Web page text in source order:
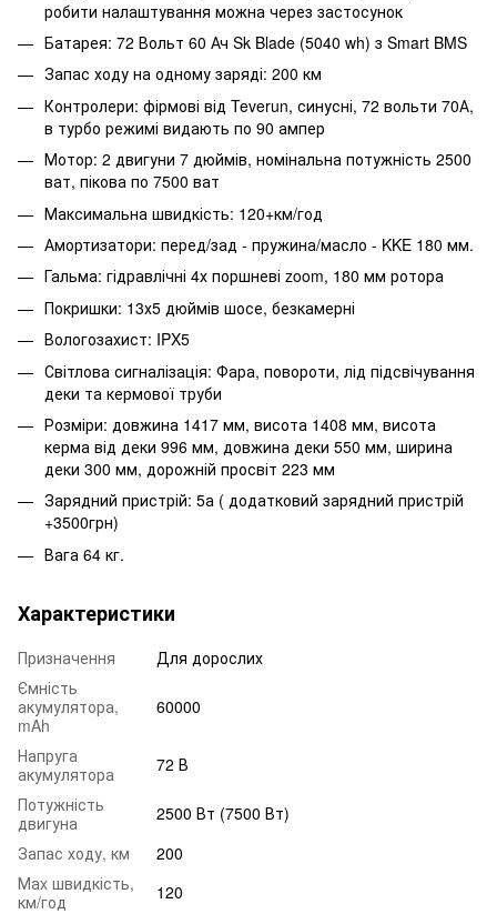
робити налаштування можна через застосунок
Батарея: 72 Вольт 60 Ач Sk Blade (5040 wh) з Smart BMS
Запас ходу на одному заряді: 200 км
Контролери: фірмові від Teverun, синусні, 72 вольти 70А,
в турбо режимі видають по 90 ампер
Мотор: 2 двигуни 7 дюймів, номінальна потужність 2500
ват, пікова по 7500 ват
Максимальна швидкість: 120+км/год
Амортизатори: перед/зад - пружина/масло - KKE 180 мм.
Гальма: гідравлічні 4х поршневі zoom, 180 мм ротора
Покришки: 13х5 дюймів шосе, безкамерні
Вологозахист: IPX5
Світлова сигналізація: Фара, повороти, лід підсвічування
деки та кермової труби
Розміри: довжина 1417 мм, висота 1408 мм, висота
керма від деки 996 мм, довжина деки 550 мм, ширина
деки 300 мм, дорожній просвіт 223 мм
Зарядний пристрій: 5а ( додатковий зарядний пристрій
+3500грн)
Вага 64 кг.
Характеристики
Призначення
Для дорослих
Ємність
акумулятора,
mAh
60000
Напруга
акумулятора
72 В
Потужність
двигуна
2500 Вт (7500 Вт)
Запас ходу, км
200
Маx швидкість,
км/год
120